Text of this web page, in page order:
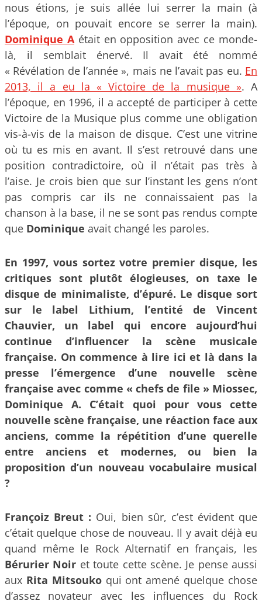
nous étions, je suis allée lui serrer la main (à
l’époque, on pouvait encore se serrer la main).
Dominique Aétait en opposition avec ce monde-
là, il semblait énervé. Il avait été nommé
« Révélation de l’année », mais ne l’avait pas eu. En
2013, il a eu la « Victoire de la musique ». A
l’époque, en 1996, il a accepté de participer à cette
Victoire de la Musique plus comme une obligation
vis-à-vis de la maison de disque. C’est une vitrine
où tu es mis en avant. Il s’est retrouvé dans une
position contradictoire, où il n’était pas très à
l’aise. Je crois bien que sur l’instant les gens n’ont
pas compris car ils ne connaissaient pas la
chanson à la base, il ne se sont pas rendus compte
que Dominique avait changé les paroles.
En 1997, vous sortez votre premier disque, les
critiques sont plutôt élogieuses, on taxe le
disque de minimaliste, d’épuré. Le disque sort
sur le label Lithium, l’entité de Vincent
Chauvier, un label qui encore aujourd’hui
continue d’influencer la scène musicale
française. On commence à lire ici et là dans la
presse l’émergence d’une nouvelle scène
française avec comme « chefs de file » Miossec,
Dominique A. C’était quoi pour vous cette
nouvelle scène française, une réaction face aux
anciens, comme la répétition d’une querelle
entre anciens et modernes, ou bien la
proposition d’un nouveau vocabulaire musical
?
Françoiz Breut : Oui, bien sûr, c’est évident que
c’était quelque chose de nouveau. Il y avait déjà eu
quand même le Rock Alternatif en français, les
Bérurier Noir et toute cette scène. Je pense aussi
aux Rita Mitsoukoqui ont amené quelque chose
d’assez novateur avec les influences du Rock